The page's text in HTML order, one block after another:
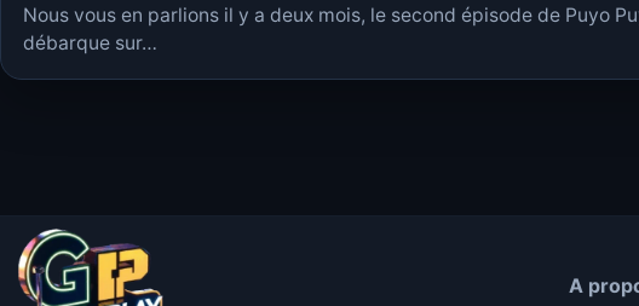
Nous vous en parlions il y a deux mois, le second épisode de Puyo
débarque sur…
A